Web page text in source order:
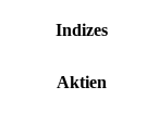
Indizes
Aktien